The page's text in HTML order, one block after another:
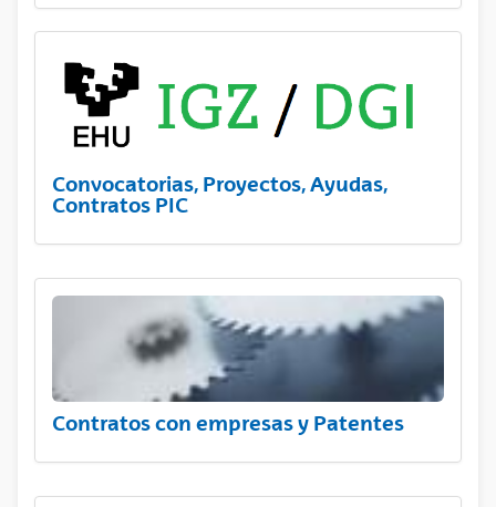
Convocatorias, Proyectos, Ayudas,
Contratos PIC
Contratos con empresas y Patentes